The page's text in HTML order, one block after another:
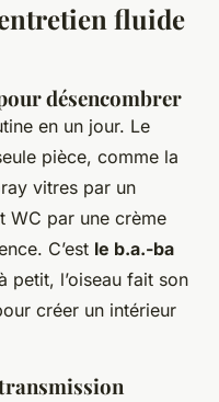
fluide
désencombrer
en un jour. Le
pièce, comme la
vitres par un
WC par une crème
C’est le b.a.-ba
petit, l’oiseau fait son
créer un intérieur